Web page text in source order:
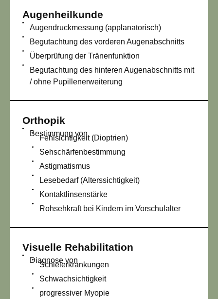
Augenheilkunde
Augendruckmessung (applanatorisch)
Begutachtung des vorderen Augenabschnitts
Überprüfung der Tränenfunktion
Begutachtung des hinteren Augenabschnitts mit
/ ohne Pupillenerweiterung
Orthopik
Bestimmung von
Fehlsichtigkeit (Dioptrien)
Sehschärfenbestimmung
Astigmatismus
Lesebedarf (Alterssichtigkeit)
Kontaktlinsenstärke
Rohsehkraft bei Kindern im Vorschulalter
Visuelle Rehabilitation
Diagnose von
Schielerkrankungen
Schwachsichtigkeit
progressiver Myopie